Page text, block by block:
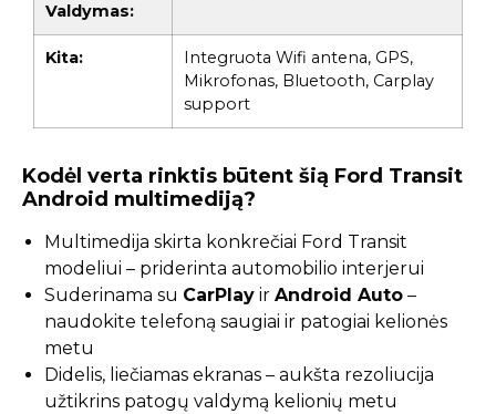
Valdymas:
Kita:
Integruota Wifi antena, GPS,
Mikrofonas, Bluetooth, Carplay
support
Kodėl verta rinktis būtent šią Ford Transit
Android multimediją?
Multimedija skirta konkrečiai Ford Transit
modeliui – priderinta automobilio interjerui
Suderinama su CarPlay ir Android Auto –
naudokite telefoną saugiai ir patogiai kelionės
metu
Didelis, liečiamas ekranas – aukšta rezoliucija
užtikrins patogų valdymą kelionių metu